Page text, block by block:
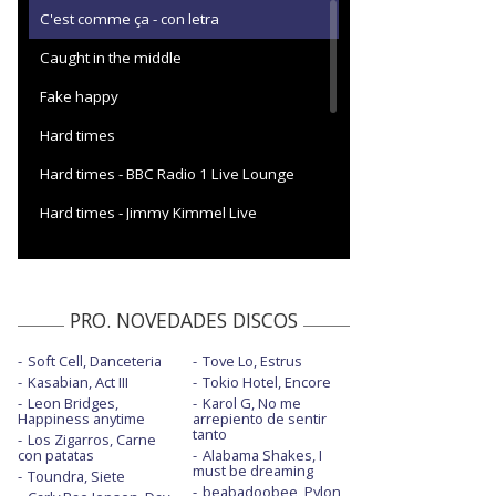
C'est comme ça - con letra
Caught in the middle
Fake happy
Hard times
Hard times - BBC Radio 1 Live Lounge
Hard times - Jimmy Kimmel Live
Thick skull
This is why
Told you so
PRO. NOVEDADES DISCOS
Soft Cell, Danceteria
Kasabian, Act III
Leon Bridges,
Happiness anytime
Los Zigarros, Carne
con patatas
Toundra, Siete
Tove Lo, Estrus
Tokio Hotel, Encore
Karol G, No me
arrepiento de sentir
tanto
Alabama Shakes, I
must be dreaming
beabadoobee, Pylon